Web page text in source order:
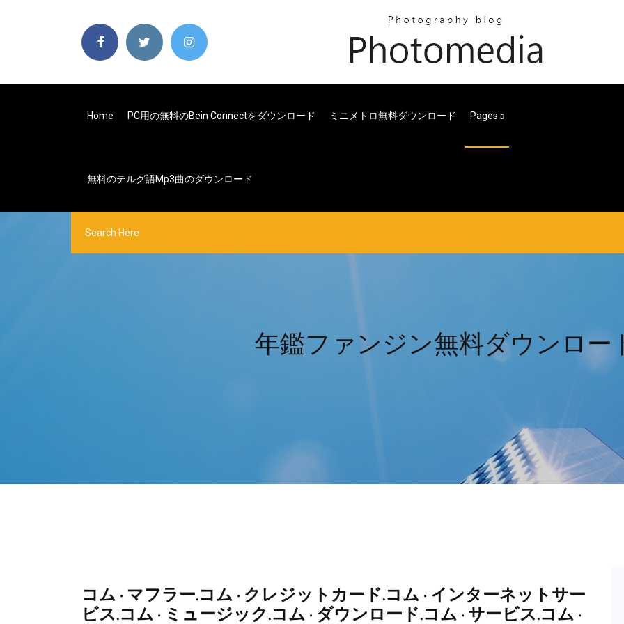
Home PC用の無料のbein Connectをダウンロード ミニメトロ無料ダウンロード Pages
無料のテルグ語mp3曲のダウンロード
年鑑ファンジン無料ダウンロー
コム · マフラー.コム · クレジットカード.コム · インターネットサー
ビス.コム · ミュージック.コム · ダウンロード.コム · サービス.コム ·